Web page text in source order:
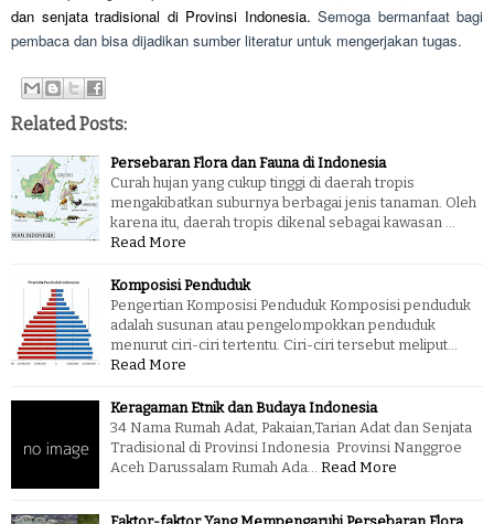
dan senjata tradisional di Provinsi Indonesia. Semoga bermanfaat bagi
pembaca dan bisa dijadikan sumber literatur untuk mengerjakan tugas.
Related Posts:
Persebaran Flora dan Fauna di Indonesia
Curah hujan yang cukup tinggi di daerah tropis
mengakibatkan suburnya berbagai jenis tanaman. Oleh
karena itu, daerah tropis dikenal sebagai kawasan …
Read More
Komposisi Penduduk
Pengertian Komposisi Penduduk Komposisi penduduk
adalah susunan atau pengelompokkan penduduk
menurut ciri-ciri tertentu. Ciri-ciri tersebut meliput…
Read More
Keragaman Etnik dan Budaya Indonesia
34 Nama Rumah Adat, Pakaian,Tarian Adat dan Senjata
Tradisional di Provinsi Indonesia Provinsi Nanggroe
Aceh Darussalam Rumah Ada…
Read More